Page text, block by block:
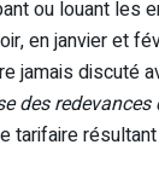
ou louant les
en janvier et
jamais discuté
des
tarifaire